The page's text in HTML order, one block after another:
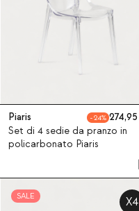
Piaris 24
274,95
Set di 4 sedie da pranzo in
policarbonato Piaris
SALE X4